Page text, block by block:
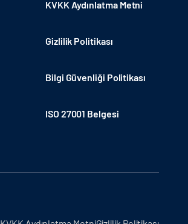
KVKK Aydınlatma Metni
Gizlilik Politikası
Bilgi Güvenliği Politikası
ISO 27001 Belgesi